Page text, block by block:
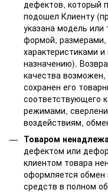
дефектов, который
подошел Клиенту
указана модель или
формой, размерами,
характеристиками
назначению).
качества
сохранен его
соответствующего
режимами,
воздействиям,
Товаром
дефектом или
клиентом товара
оформляется обмен
средств в полном